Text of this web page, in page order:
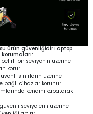
ürün güvenliğidir.Laptop
belirli bir seviyenin üzerine
korur.
sınırların üzerine
bağlı cihazlar korunur.
kendini kapatarak
güvenli seviyelerin üzerine